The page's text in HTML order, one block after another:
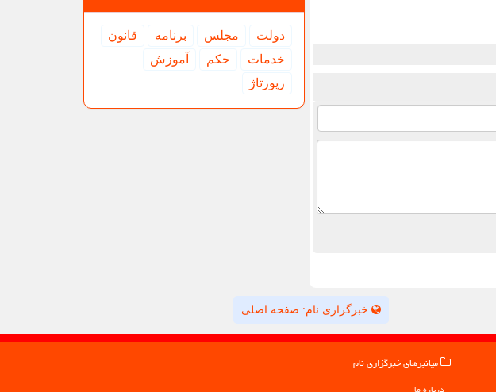
دولت مجلس برنامه
قانون
خدمات
حكم
آموزش
رپورتاژ
خبرگزاری نام: صفحه اصلی
میانبرهای خبرگزاری نام